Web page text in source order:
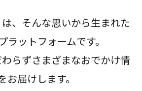
は、そんな思いから生まれた
ラットフォームです。
らずさまざまなおでかけ情
お届けします。